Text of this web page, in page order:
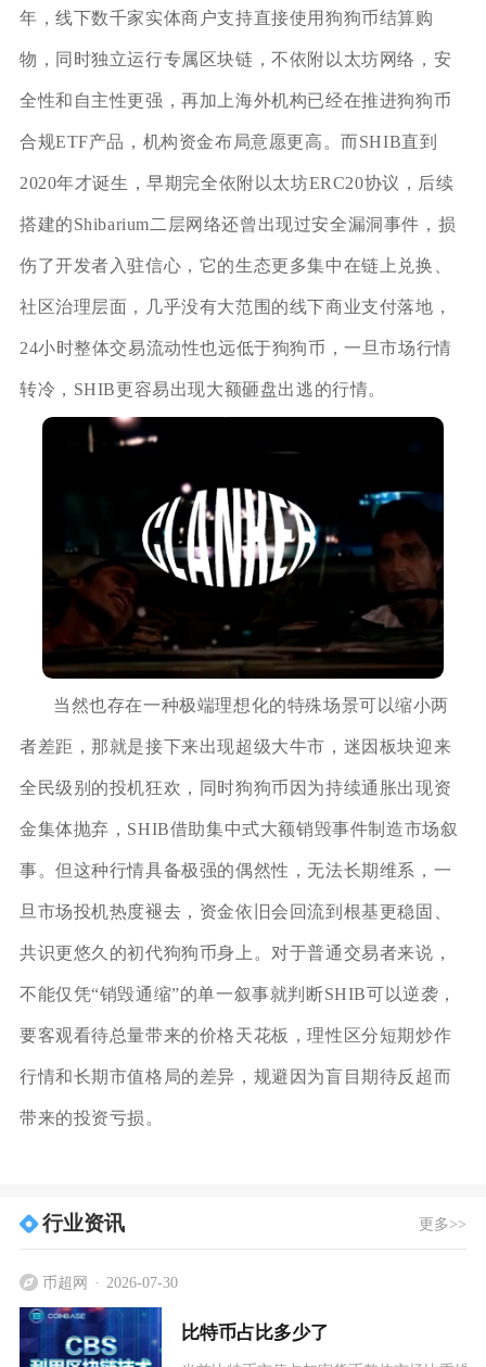
年，线下数千家实体商户支持直接使用狗狗币结算购
物，同时独立运行专属区块链，不依附以太坊网络，安
全性和自主性更强，再加上海外机构已经在推进狗狗币
合规ETF产品，机构资金布局意愿更高。而SHIB直到
2020年才诞生，早期完全依附以太坊ERC20协议，后续
搭建的Shibarium二层网络还曾出现过安全漏洞事件，损
伤了开发者入驻信心，它的生态更多集中在链上兑换、
社区治理层面，几乎没有大范围的线下商业支付落地，
24小时整体交易流动性也远低于狗狗币，一旦市场行情
转冷，SHIB更容易出现大额砸盘出逃的行情。
当然也存在一种极端理想化的特殊场景可以缩小两
者差距，那就是接下来出现超级大牛市，迷因板块迎来
全民级别的投机狂欢，同时狗狗币因为持续通胀出现资
金集体抛弃，SHIB借助集中式大额销毁事件制造市场叙
事。但这种行情具备极强的偶然性，无法长期维系，一
旦市场投机热度褪去，资金依旧会回流到根基更稳固、
共识更悠久的初代狗狗币身上。对于普通交易者来说，
不能仅凭“销毁通缩”的单一叙事就判断SHIB可以逆袭，
要客观看待总量带来的价格天花板，理性区分短期炒作
行情和长期市值格局的差异，规避因为盲目期待反超而
带来的投资亏损。
行业资讯 更多>>
币超网 2026-07-30
比特币占比多少了